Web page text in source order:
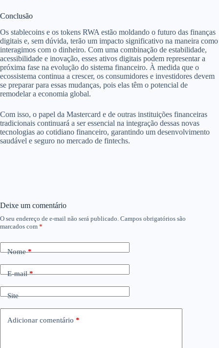
Conclusão
Os stablecoins e os tokens RWA estão moldando o futuro das finanças
digitais e, sem dúvida, terão um impacto significativo na maneira como
interagimos com o dinheiro. Com uma combinação de estabilidade,
acessibilidade e inovação, esses ativos digitais podem representar a
próxima fase na evolução do sistema financeiro. À medida que o
ecossistema continua a crescer, os consumidores e investidores devem
se preparar para essas mudanças, pois elas têm o potencial de
remodelar a economia global.
Com isso, o papel da Mastercard e de outras instituições financeiras
tradicionais continuará a ser essencial na integração dessas novas
tecnologias ao cotidiano financeiro, garantindo um desenvolvimento
saudável e seguro no mercado de fintechs.
Deixe um comentário
O seu endereço de e-mail não será publicado. Campos obrigatórios são
marcados com *
Nome*
E-mail*
Site
Adicionar comentário *